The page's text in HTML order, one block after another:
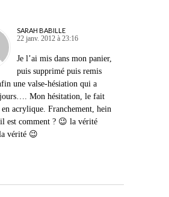
SARAH BABILLE
22 janv. 2012 à 23:16
Je l’ai mis dans mon panier,
puis supprimé puis remis
une valse-hésiation qui a
jours…. Mon hésitation, le fait
acrylique. Franchement, hein
est comment ? 😉 la vérité
vérité 😉